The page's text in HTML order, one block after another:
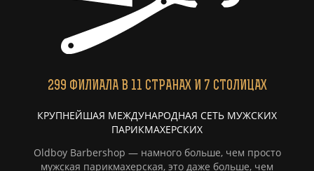
299 ФИЛИАЛАВ 11 СТРАНАХ И 7 СТОЛИЦАХ
КРУПНЕЙШАЯ МЕЖДУНАРОДНАЯ СЕТЬ МУЖСКИХ
ПАРИКМАХЕРСКИХ
Oldboy Barbershop — намного больше, чем просто
мужская парикмахерская, это даже больше, чем